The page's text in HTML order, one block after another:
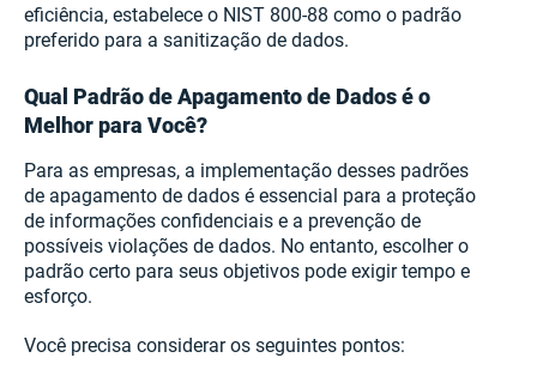
eficiência, estabelece o NIST 800-88 como o padrão
preferido para a sanitização de dados.
Qual Padrão de Apagamento de Dados é o
Melhor para Você?
Para as empresas, a implementação desses padrões
de apagamento de dados é essencial para a proteção
de informações confidenciais e a prevenção de
possíveis violações de dados. No entanto, escolher o
padrão certo para seus objetivos pode exigir tempo e
esforço.
Você precisa considerar os seguintes pontos: